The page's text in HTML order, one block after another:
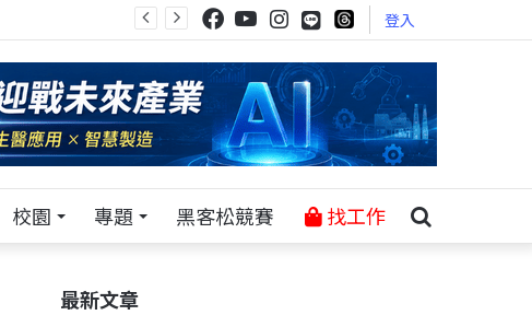
登入
校園 專題 黑客松競賽 找工作
最新文章